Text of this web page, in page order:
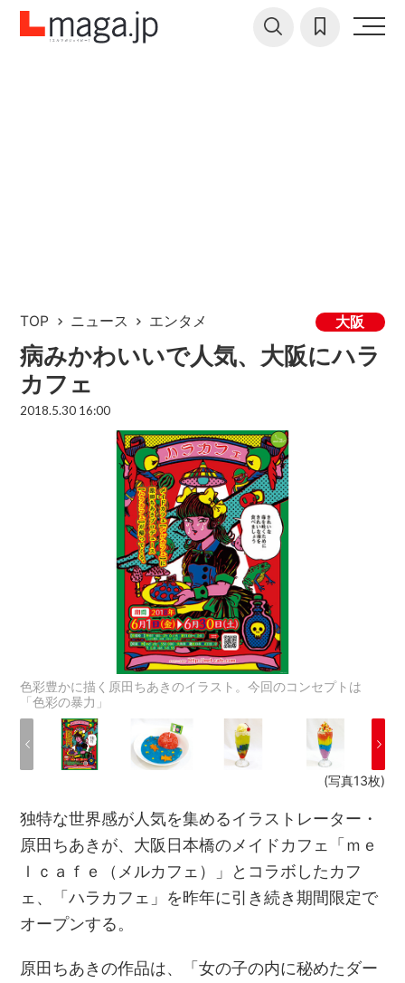
TOP ニュース エンタメ 大阪
病みかわいいで人気、大阪にハラ
カフェ
2018.5.30 16:00
色彩豊かに描く原田ちあきのイラスト。今回のコンセプトは
「色彩の暴力」
(写真13枚)
独特な世界感が人気を集めるイラストレーター・
原田ちあきが、大阪日本橋のメイドカフェ「ｍｅ
ｌｃａｆｅ（メルカフェ）」とコラボしたカフ
ェ、「ハラカフェ」を昨年に引き続き期間限定で
オープンする。
原田ちあきの作品は、「女の子の内に秘めたダー